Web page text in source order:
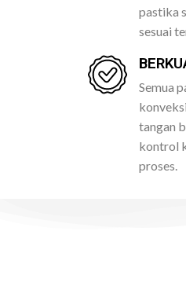
pastika
sesuai
Semua
tangan
kontrol
proses.